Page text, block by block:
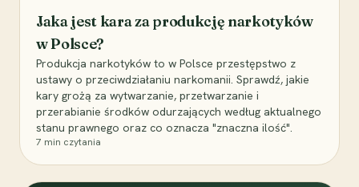
Jaka jest kara za produkcję narkotyków
w Polsce?
Produkcja narkotyków to w Polsce przestępstwo z
ustawy o przeciwdziałaniu narkomanii. Sprawdź, jakie
kary grożą za wytwarzanie, przetwarzanie i
przerabianie środków odurzających według aktualnego
stanu prawnego oraz co oznacza "znaczna ilość".
7 min czytania